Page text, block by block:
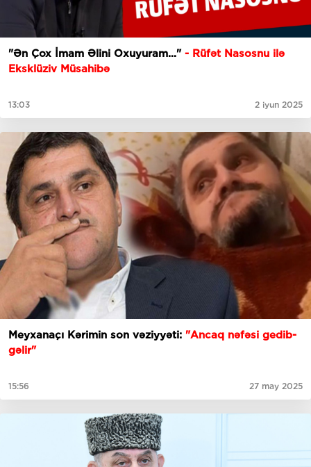
"Ən Çox İmam Əlini Oxuyuram..." - Rüfət Nasosnu ilə
Eksklüziv Müsahibə
13:03 2 iyun 2025
Meyxanaçı Kərimin son vəziyyəti: "Ancaq nəfəsi gedib-
gəlir"
15:56 27 may 2025